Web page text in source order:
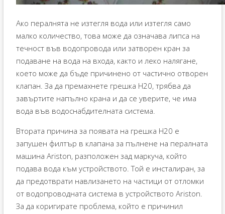
Ако пералнята не изтегля вода или изтегля само
малко количество, това може да означава липса на
течност във водопровода или затворен кран за
подаване на вода на входа, както и леко налягане,
което може да бъде причинено от частично отворен
клапан. За да премахнете грешка H20, трябва да
завъртите напълно крана и да се уверите, че има
вода във водоснабдителната система.
Втората причина за появата на грешка H20 е
запушен филтър в клапана за пълнене на пералната
машина Ariston, разположен зад маркуча, който
подава вода към устройството. Той е инсталиран, за
да предотврати навлизането на частици от отломки
от водопроводната система в устройството Ariston.
За да коригирате проблема, който е причинил